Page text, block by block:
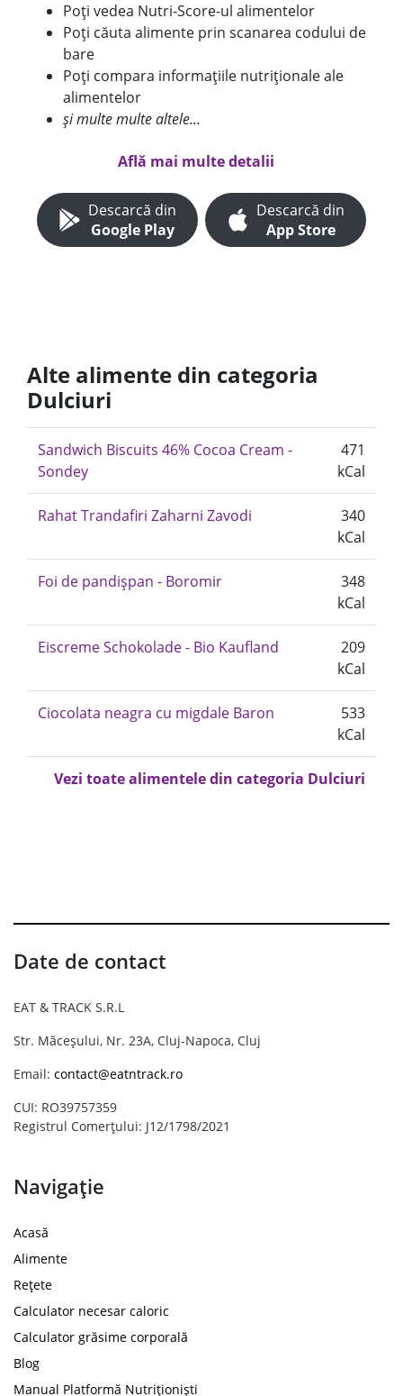
Poți vedea Nutri-Score-ul alimentelor
Poți căuta alimente prin scanarea codului de
bare
Poți compara informațiile nutriționale ale
alimentelor
și multe multe altele...
Află mai multe detalii
Descarcă din
Google Play
Descarcă din
App Store
Alte alimente din categoria
Dulciuri
Sandwich Biscuits 46% Cocoa Cream -
Sondey
471
kCal
Rahat Trandafiri Zaharni Zavodi
340
kCal
Foi de pandișpan - Boromir
348
kCal
Eiscreme Schokolade - Bio Kaufland
209
kCal
Ciocolata neagra cu migdale Baron
533
kCal
Vezi toate alimentele din categoria Dulciuri
Date de contact
EAT & TRACK S.R.L
Str. Măceșului, Nr. 23A, Cluj-Napoca, Cluj
Email: contact@eatntrack.ro
CUI: RO39757359
Registrul Comerțului: J12/1798/2021
Navigație
Acasă
Alimente
Rețete
Calculator necesar caloric
Calculator grăsime corporală
Blog
Manual Platformă Nutriționiști